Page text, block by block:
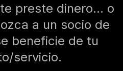
preste dinero... o
a un socio de
beneficie de tu
servicio.